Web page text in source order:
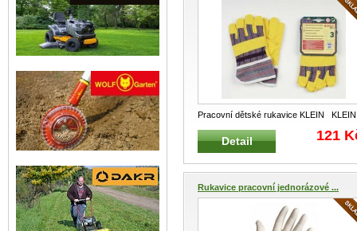
Pracovní dětské rukavice KLEIN KLEIN
8120 Rukavice z hovězí ští
Detail 121
Rukavice pracovní jednorázové ...